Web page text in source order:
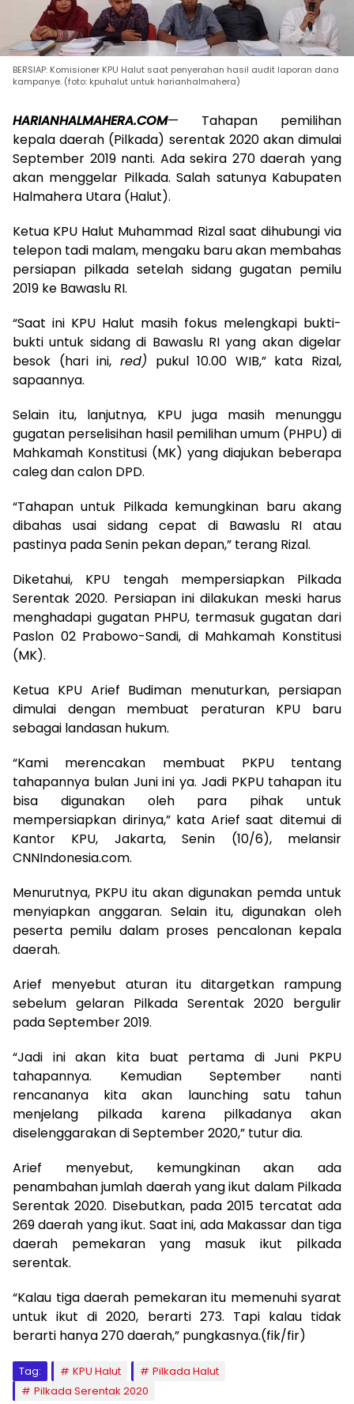
BERSIAP: Komisioner KPU Halut saat penyerahan hasil audit laporan dana
kampanye. (foto: kpuhalut untuk harianhalmahera)
HARIANHALMAHERA.COM— Tahapan pemilihan
kepala daerah (Pilkada) serentak 2020 akan dimulai
September 2019 nanti. Ada sekira 270 daerah yang
akan menggelar Pilkada. Salah satunya Kabupaten
Halmahera Utara (Halut).
Ketua KPU Halut Muhammad Rizal saat dihubungi via
telepon tadi malam, mengaku baru akan membahas
persiapan pilkada setelah sidang gugatan pemilu
2019 ke Bawaslu RI.
“Saat ini KPU Halut masih fokus melengkapi bukti-
bukti untuk sidang di Bawaslu RI yang akan digelar
besok (hari ini, red) pukul 10.00 WIB,” kata Rizal,
sapaannya.
Selain itu, lanjutnya, KPU juga masih menunggu
gugatan perselisihan hasil pemilihan umum (PHPU) di
Mahkamah Konstitusi (MK) yang diajukan beberapa
caleg dan calon DPD.
“Tahapan untuk Pilkada kemungkinan baru akang
dibahas usai sidang cepat di Bawaslu RI atau
pastinya pada Senin pekan depan,” terang Rizal.
Diketahui, KPU tengah mempersiapkan Pilkada
Serentak 2020. Persiapan ini dilakukan meski harus
menghadapi gugatan PHPU, termasuk gugatan dari
Paslon 02 Prabowo-Sandi, di Mahkamah Konstitusi
(MK).
Ketua KPU Arief Budiman menuturkan, persiapan
dimulai dengan membuat peraturan KPU baru
sebagai landasan hukum.
“Kami merencakan membuat PKPU tentang
tahapannya bulan Juni ini ya. Jadi PKPU tahapan itu
bisa digunakan oleh para pihak untuk
mempersiapkan dirinya,” kata Arief saat ditemui di
Kantor KPU, Jakarta, Senin (10/6), melansir
CNNIndonesia.com.
Menurutnya, PKPU itu akan digunakan pemda untuk
menyiapkan anggaran. Selain itu, digunakan oleh
peserta pemilu dalam proses pencalonan kepala
daerah.
Arief menyebut aturan itu ditargetkan rampung
sebelum gelaran Pilkada Serentak 2020 bergulir
pada September 2019.
“Jadi ini akan kita buat pertama di Juni PKPU
tahapannya. Kemudian September nanti
rencananya kita akan launching satu tahun
menjelang pilkada karena pilkadanya akan
diselenggarakan di September 2020,” tutur dia.
Arief menyebut, kemungkinan akan ada
penambahan jumlah daerah yang ikut dalam Pilkada
Serentak 2020. Disebutkan, pada 2015 tercatat ada
269 daerah yang ikut. Saat ini, ada Makassar dan tiga
daerah pemekaran yang masuk ikut pilkada
serentak.
“Kalau tiga daerah pemekaran itu memenuhi syarat
untuk ikut di 2020, berarti 273. Tapi kalau tidak
berarti hanya 270 daerah,” pungkasnya.(fik/fir)
Tag: KPU Halut
Pilkada Halut
Pilkada Serentak 2020